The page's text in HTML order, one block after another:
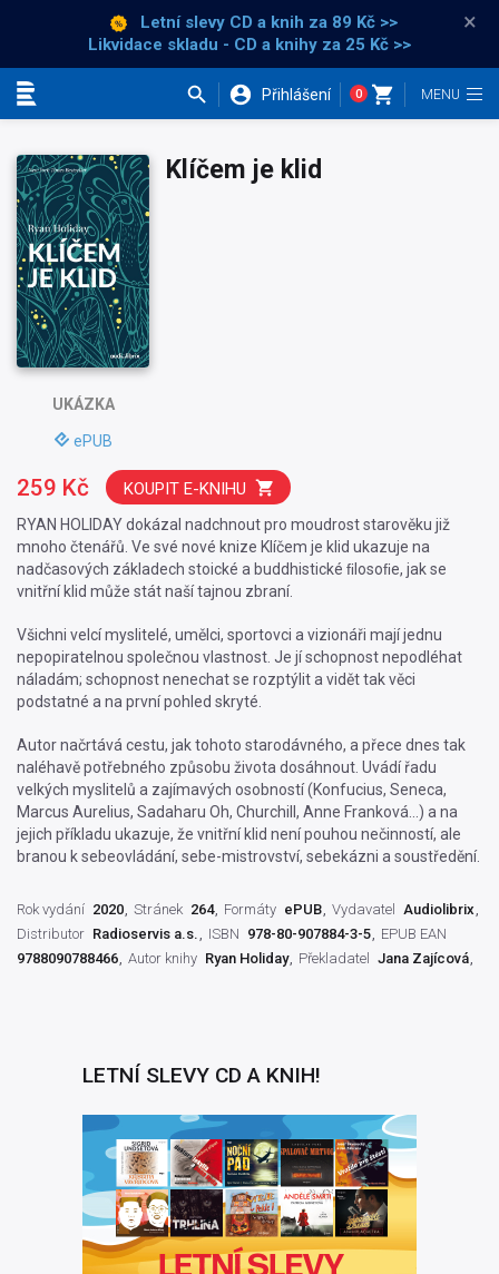
Letní slevy CD a knih za 89 Kč >>
Likvidace skladu - CD a knihy za 25 Kč >>
×
Přihlášení 0
UKÁZKA
ePUB
Klíčem je klid
RYAN HOLIDAY dokázal nadchnout pro moudrost starověku již
mnoho čtenářů. Ve své nové knize Klíčem je klid ukazuje na
nadčasových základech stoické a buddhistické ﬁlosoﬁe, jak se
vnitřní klid může stát naší tajnou zbraní.
Všichni velcí myslitelé, umělci, sportovci a vizionáři mají jednu
nepopiratelnou společnou vlastnost. Je jí schopnost nepodléhat
náladám; schopnost nenechat se rozptýlit a vidět tak věci
podstatné a na první pohled skryté.
Autor načrtává cestu, jak tohoto starodávného, a přece dnes tak
naléhavě potřebného způsobu života dosáhnout. Uvádí řadu
velkých myslitelů a zajímavých osobností (Konfucius, Seneca,
Marcus Aurelius, Sadaharu Oh, Churchill, Anne Franková...) a na
jejich příkladu ukazuje, že vnitřní klid není pouhou nečinností, ale
branou k sebeovládání, sebe-mistrovství, sebekázni a soustředění.
259 Kč KOUPIT E-KNIHU
Rok vydání 2020 Stránek 264 Formáty ePUB Vydavatel
Audiolibrix
Distributor Radioservis a.s. ISBN 978-80-907884-3-5
EPUB EAN
9788090788466 Autor knihy Ryan Holiday Překladatel Jana Zajícová
LETNÍ SLEVY CD A KNIH!